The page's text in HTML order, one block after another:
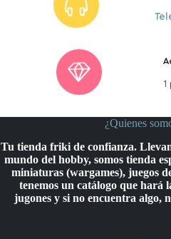
¿Quienes
Tu tienda friki de confianza.
mundo del hobby, somos tienda
miniaturas (wargames), juegos
tenemos un catálogo que hará
jugones y si no encuentra algo,